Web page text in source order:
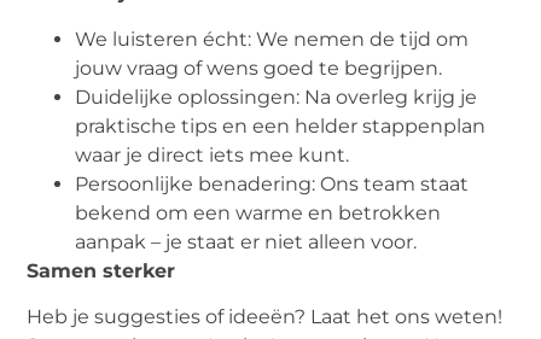
We luisteren écht: We nemen de tijd om
jouw vraag of wens goed te begrijpen.
Duidelijke oplossingen: Na overleg krijg je
praktische tips en een helder stappenplan
waar je direct iets mee kunt.
Persoonlijke benadering: Ons team staat
bekend om een warme en betrokken
aanpak – je staat er niet alleen voor.
Samen sterker
Heb je suggesties of ideeën? Laat het ons weten!